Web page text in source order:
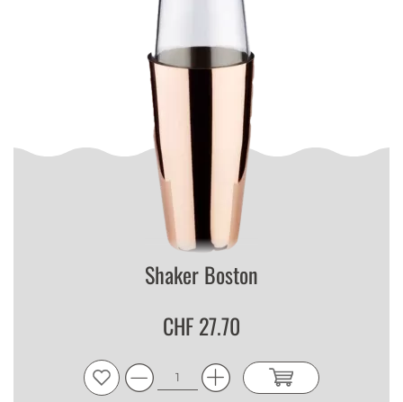
Shaker Boston
CHF 27.70